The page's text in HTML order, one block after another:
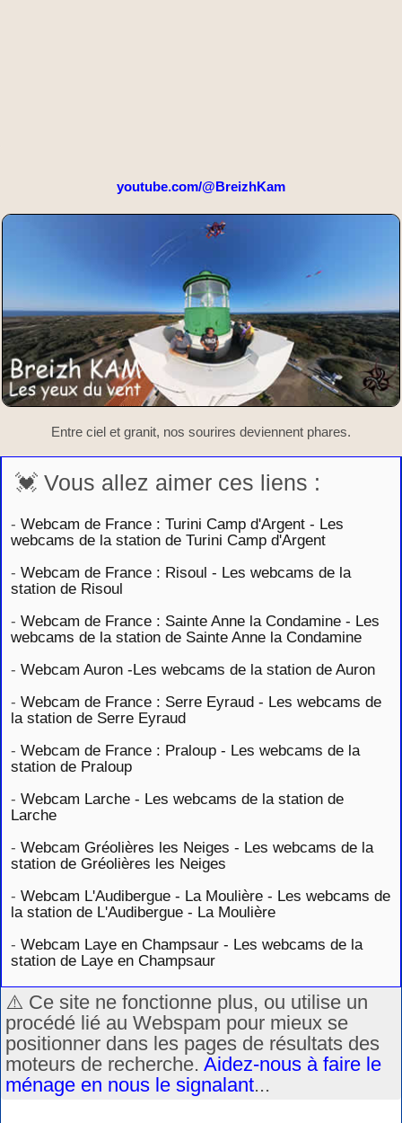
youtube.com/@BreizhKam
Entre ciel et granit, nos sourires deviennent phares.
💓 Vous allez aimer ces liens :
- Webcam de France : Turini Camp d'Argent - Les
webcams de la station de Turini Camp d'Argent
- Webcam de France : Risoul - Les webcams de la
station de Risoul
- Webcam de France : Sainte Anne la Condamine - Les
webcams de la station de Sainte Anne la Condamine
- Webcam Auron -Les webcams de la station de Auron
- Webcam de France : Serre Eyraud - Les webcams de
la station de Serre Eyraud
- Webcam de France : Praloup - Les webcams de la
station de Praloup
- Webcam Larche - Les webcams de la station de
Larche
- Webcam Gréolières les Neiges - Les webcams de la
station de Gréolières les Neiges
- Webcam L'Audibergue - La Moulière - Les webcams de
la station de L'Audibergue - La Moulière
- Webcam Laye en Champsaur - Les webcams de la
station de Laye en Champsaur
⚠️ Ce site ne fonctionne plus, ou utilise un
procédé lié au Webspam pour mieux se
positionner dans les pages de résultats des
moteurs de recherche. Aidez-nous à faire le
ménage en nous le signalant...